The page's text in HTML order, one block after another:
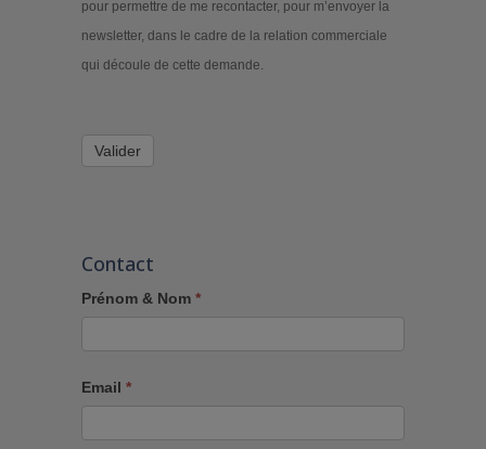
pour permettre de me recontacter, pour m’envoyer la
newsletter, dans le cadre de la relation commerciale
qui découle de cette demande.
Valider
Contact
Prénom & Nom *
Email *